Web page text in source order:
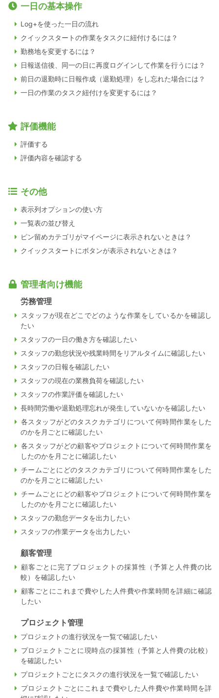
一日の基本操作
Log+を使った一日の流れ
クイックスタートの作業をタスクに紐付けるには？
勤務地を変更するには？
日報送信後、同一の日に再度ログインして作業を行うには？
前日の退勤時に日報作成（退勤処理）をし忘れた場合には？
一日の作業のタスク紐付けを変更するには？
評価機能
評価する
評価内容を確認する
その他
表示列オプションの使い方
一覧表の並び替え
ピン留めカテゴリがマイページに表示されないときは？
クイックスタートにボタンが表示されないときは？
管理者向け機能
労務管理
スタッフが現在どこでどのような作業をしているかを確認し
たい
スタッフの一日の働き方を確認したい
スタッフの勤怠状況や残業時間をリアルタイムに確認したい
スタッフの日報を確認したい
スタッフの現在の業務負荷を確認したい
スタッフの作業評価を確認したい
長時間労働や退勤処理忘れが発生していないかを確認したい
各スタッフがどのタスクカテゴリについて何時間作業をした
のかを月ごとに確認したい
各スタッフがどの顧客やプロジェクトについて何時間作業を
したのかを月ごとに確認したい
チームごとにどのタスクカテゴリについて何時間作業をした
のかを月ごとに確認したい
チームごとにどの顧客やプロジェクトについて何時間作業を
したのかを月ごとに確認したい
スタッフの勤怠データを出力したい
スタッフの作業データを出力したい
顧客管理
顧客ごとに完了プロジェクトの採算性（予算と人件費の比
較）を確認したい
顧客ごとにこれまで費やした人件費や作業時間を詳細に確認
したい
プロジェクト管理
プロジェクトの進行状況を一覧で確認したい
プロジェクトごとに現時点の採算性（予算と人件費の比較）
を確認したい
プロジェクトごとにタスクの進行状況を一覧で確認したい
プロジェクトごとにこれまで費やした人件費や作業時間を詳